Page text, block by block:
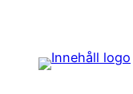
innehåll